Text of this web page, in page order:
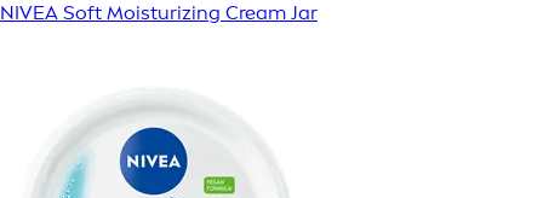
NIVEA Soft Moisturizing Cream Jar